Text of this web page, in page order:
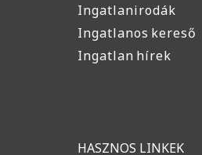
Ingatlanirodák
Ingatlanos kereső
Ingatlan hírek
HASZNOS LINKEK